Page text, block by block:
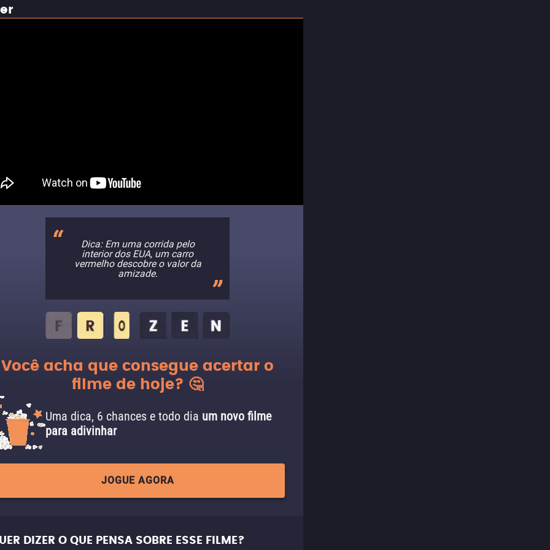
Dica: Em uma corrida pelo
interior dos EUA, um carro
vermelho descobre o valor da
amizade.
Você acha que consegue acertar o
filme de hoje? 🤔
Uma dica, 6 chances e todo dia um novo filme
para adivinhar
JOGUE AGORA
DIZER O QUE PENSA SOBRE ESSE FILME?